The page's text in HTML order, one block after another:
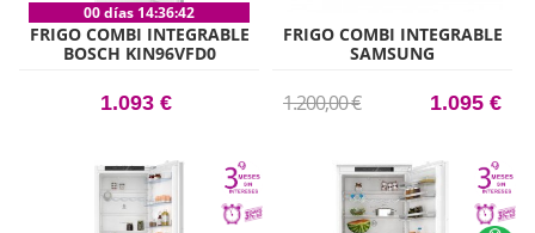
00 días 14:36:41
FRIGO COMBI INTEGRABLE
BOSCH KIN96VFD0
1.093 €
FRIGO COMBI INTEGRABLE
SAMSUNG
54CM CLASE D
1.200,00 € 1.095 €